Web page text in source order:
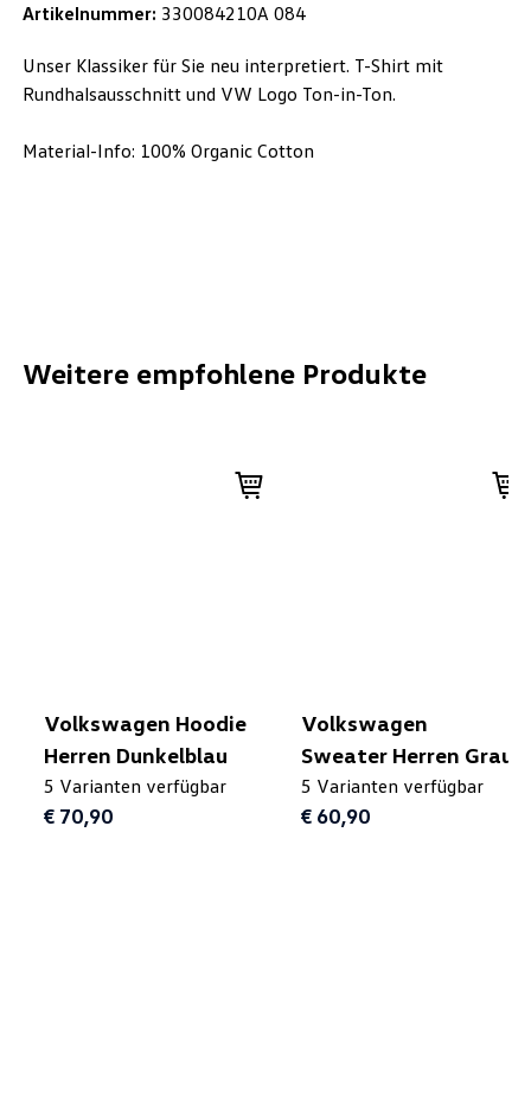
Artikelnummer: 330084210A 084
Unser Klassiker für Sie neu interpretiert. T-Shirt mit
Rundhalsausschnitt und VW Logo Ton-in-Ton.
Material-Info: 100% Organic Cotton
Weitere empfohlene Produkte
Volkswagen Hoodie
Herren Dunkelblau
5 Varianten verfügbar
€ 70,90
Volkswagen
Sweater Herren Grau
5 Varianten verfügbar
€ 60,90